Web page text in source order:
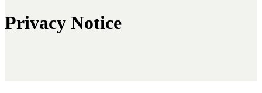
Privacy Notice